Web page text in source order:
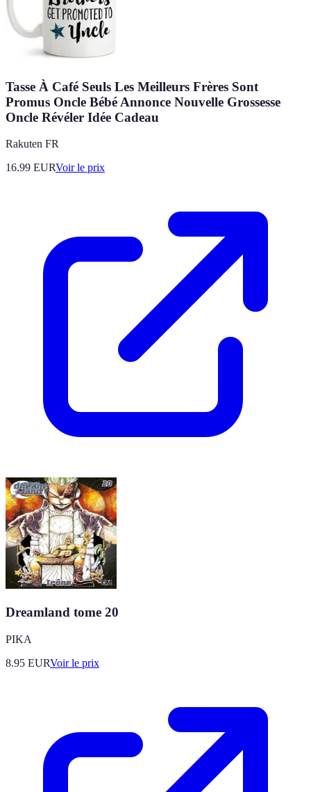
Tasse À Café Seuls Les Meilleurs Frères Sont
Promus Oncle Bébé Annonce Nouvelle Grossesse
Oncle Révéler Idée Cadeau
Rakuten FR
16.99 EURVoir le prix
Dreamland tome 20
PIKA
8.95 EURVoir le prix